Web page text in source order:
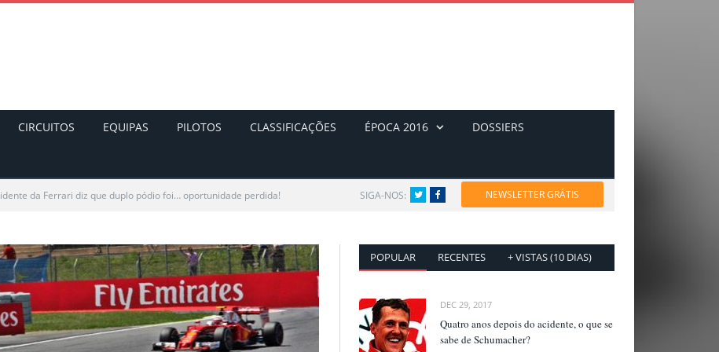
CIRCUITOS EQUIPAS PILOTOS CLASSIFICAÇÕES ÉPOCA 2016 DOSSIERS
da Ferrari diz que duplo pódio foi… oportunidade perdida! SIGA-NOS: TwitterFacebook NEWSLETTER GRÁTIS
POPULAR RECENTES + VISTAS (10 DIAS)
DEC 29, 2017
Quatro anos depois do acidente, o que se
sabe de Schumacher?